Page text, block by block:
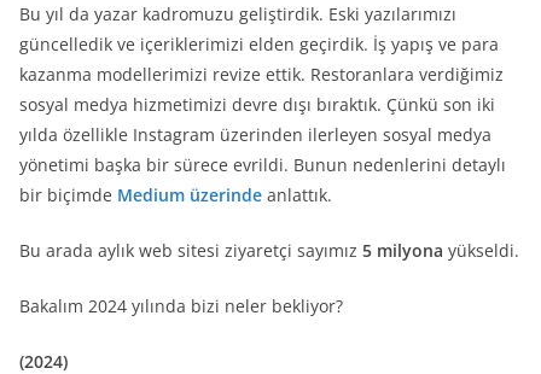
Bu yıl da yazar kadromuzu geliştirdik. Eski yazılarımızı
güncelledik ve içeriklerimizi elden geçirdik. İş yapış ve para
kazanma modellerimizi revize ettik. Restoranlara verdiğimiz
sosyal medya hizmetimizi devre dışı bıraktık. Çünkü son iki
yılda özellikle Instagram üzerinden ilerleyen sosyal medya
yönetimi başka bir sürece evrildi. Bunun nedenlerini detaylı
bir biçimde Medium üzerinde anlattık.
Bu arada aylık web sitesi ziyaretçi sayımız 5 milyona yükseldi.
Bakalım 2024 yılında bizi neler bekliyor?
(2024)